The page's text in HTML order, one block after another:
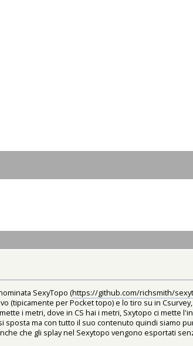
SexyTopo (https://github.com/richsmith/
per Pocket topo) e lo tiro su in
i metri, dove in CS hai i metri, Sxytopo ci mette
ma con tutto il suo contenuto quindi siamo
che gli splay nel Sexytopo vengono esportati